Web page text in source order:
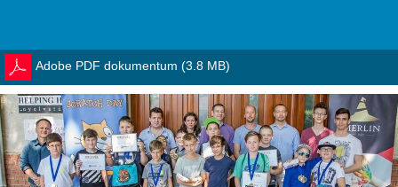
Adobe PDF dokumentum (3.8 MB)